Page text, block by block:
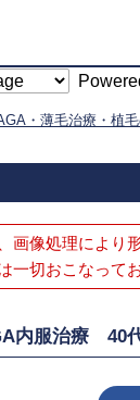
・薄毛治療・植
画像処理により
一切おこなって
内服治療